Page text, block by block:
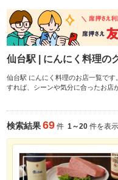
仙台駅 | にんにく料理の
仙台駅 にんにく料理のお店一覧で
すれば、シーンや気分に合ったお店
検索結果69 件 1～20 件を表示